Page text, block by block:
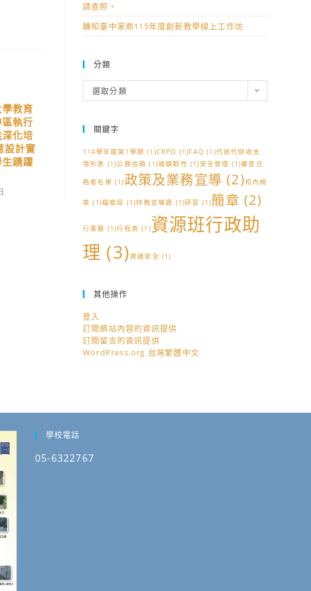
教育
執行
化培
設計實
踴躍
請查照。
轉知臺中家商115年度創新教學線上工作坊
分類
類
選取分類
關鍵字
114學年度第1學期 (1)CRPD (1)FAQ (1)代收代辦收支
情形表 (1)公務信箱 (1)城鎮韌性 (1)安全管理 (1)審查合
格者名單 (1)政策及業務宣導 (2)校內規
章 (1)檔案局 (1)特教宣導週 (1)研習 (1)簡章 (2)
行事曆 (1)行程表 (1)資源班行政助
理 (3)資通安全 (1)
其他操作
登入
訂閱網站內容的資訊提供
訂閱留言的資訊提供
WordPress.org 台灣繁體中文
學校電話
05-6322767